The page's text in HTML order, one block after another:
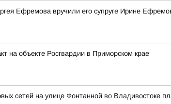
Ефремова вручили его супруге Ирине
на объекте Росгвардии в Приморском крае
сетей на улице Фонтанной во Владивостоке